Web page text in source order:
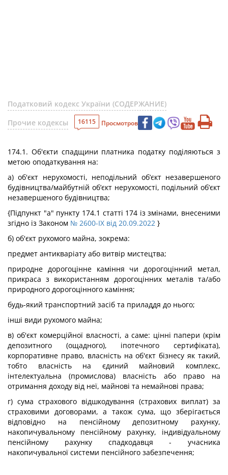
Податковий кодекс України (СОДЕРЖАНИЕ)
Прочие кодексы
16115 Просмотров
174.1. Об'єкти спадщини платника податку поділяються з
метою оподаткування на:
а) об'єкт нерухомості, неподільний об’єкт незавершеного
будівництва/майбутній об’єкт нерухомості, подільний об’єкт
незавершеного будівництва;
{Підпункт "а" пункту 174.1 статті 174 із змінами, внесеними
згідно із Законом № 2600-IX від 20.09.2022 }
б) об'єкт рухомого майна, зокрема:
предмет антикваріату або витвір мистецтва;
природне дорогоцінне каміння чи дорогоцінний метал,
прикраса з використанням дорогоцінних металів та/або
природного дорогоцінного каміння;
будь-який транспортний засіб та приладдя до нього;
інші види рухомого майна;
в) об'єкт комерційної власності, а саме: цінні папери (крім
депозитного (ощадного), іпотечного сертифіката),
корпоративне право, власність на об'єкт бізнесу як такий,
тобто власність на єдиний майновий комплекс,
інтелектуальна (промислова) власність або право на
отримання доходу від неї, майнові та немайнові права;
г) сума страхового відшкодування (страхових виплат) за
страховими договорами, а також сума, що зберігається
відповідно на пенсійному депозитному рахунку,
накопичувальному пенсійному рахунку, індивідуальному
пенсійному рахунку спадкодавця - учасника
накопичувальної системи пенсійного забезпечення;